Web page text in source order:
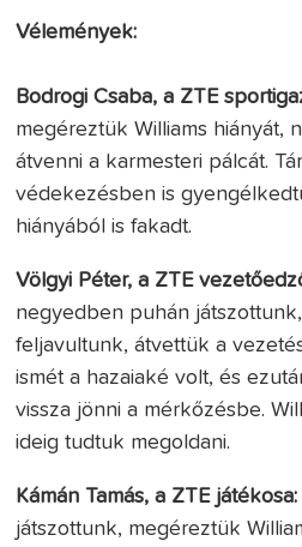
Vélemények:
Bodrogi Csaba, a ZTE
megéreztük Williams hiányát,
átvenni a karmesteri pálcát.
védekezésben is
hiányából is fakadt.
Völgyi Péter, a ZTE
negyedben puhán
feljavultunk, átvettük a
ismét a hazaiaké volt, és
vissza jönni a mérkőzésbe.
ideig tudtuk megoldani.
Kámán Tamás, a ZTE játékosa:
játszottunk, megéreztük